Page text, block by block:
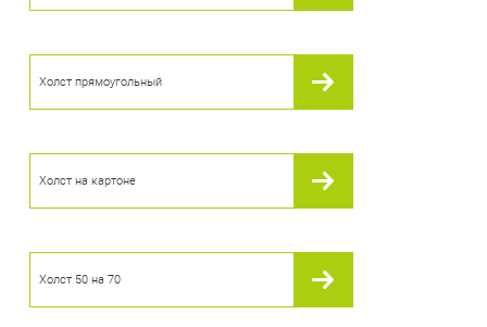
Холст прямоугольный
Холст на картоне
Холст 50 на 70